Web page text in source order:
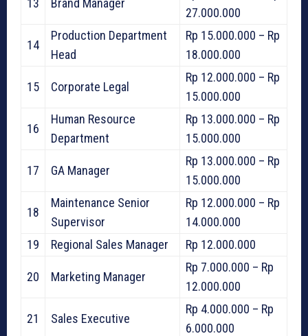
27.000.000
14
Production Department
Head
Rp 15.000.000 – Rp
18.000.000
15 Corporate Legal
Rp 12.000.000 – Rp
15.000.000
16
Human Resource
Department
Rp 13.000.000 – Rp
15.000.000
17 GA Manager
Rp 13.000.000 – Rp
15.000.000
18
Maintenance Senior
Supervisor
Rp 12.000.000 – Rp
14.000.000
19
Regional Sales Manager Rp 12.000.000
20 Marketing Manager
Rp 7.000.000 – Rp
12.000.000
21 Sales Executive
Rp 4.000.000 – Rp
6.000.000